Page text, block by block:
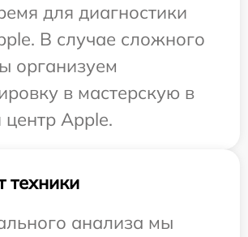
для диагностики
В случае сложного
организуем
в мастерскую в
Apple.
техники
анализа мы